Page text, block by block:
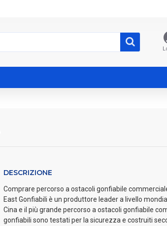
DESCRIZIONE
Comprare percorso a ostacoli gonfiabile
East Gonfiabili è un produttore leader a livello
Cina e il più grande percorso a ostacoli gonfiabile
gonfiabili sono testati per la sicurezza e costruiti